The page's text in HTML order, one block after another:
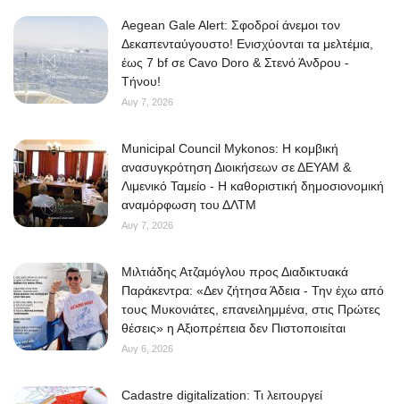
Aegean Gale Alert: Σφοδροί άνεμοι τον
Δεκαπενταύγουστο! Ενισχύονται τα μελτέμια,
έως 7 bf σε Cavo Doro & Στενό Άνδρου -
Τήνου!
Αυγ 7, 2026
Municipal Council Mykonos: Η κομβική
ανασυγκρότηση Διοικήσεων σε ΔΕΥΑΜ &
Λιμενικό Ταμείο - Η καθοριστική δημοσιονομική
αναμόρφωση του ΔΛΤΜ
Αυγ 7, 2026
Μιλτιάδης Ατζαμόγλου προς Διαδικτυακά
Παράκεντρα: «Δεν ζήτησα Άδεια - Την έχω από
τους Μυκονιάτες, επανειλημμένα, στις Πρώτες
θέσεις» η Αξιοπρέπεια δεν Πιστοποιείται
Αυγ 6, 2026
Cadastre digitalization: Τι λειτουργεί